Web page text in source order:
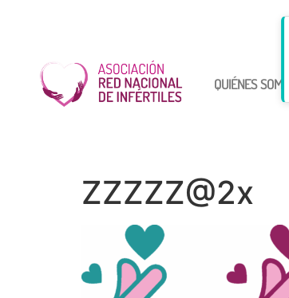
QUIÉNES SOMOS
ZZZZZ@2x